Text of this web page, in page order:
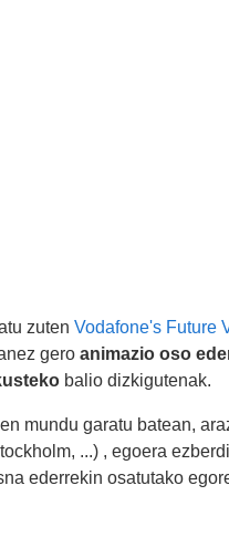
zuten Vodafone's Future
gero animazio oso
balio dizkigutenak.
mundu garatu batean,
...) , egoera
ederrekin osatutako